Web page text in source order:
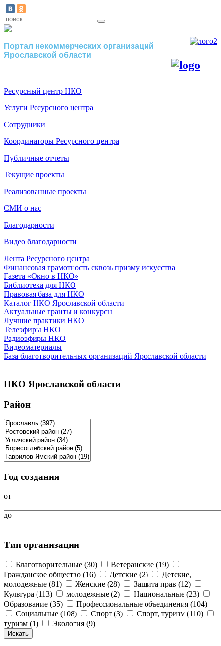
Портал некоммерческих организаций
Ярославской области
Ресурсный центр НКО
Услуги Ресурсного центра
Сотрудники
Координаторы Ресурсного центра
Публичные отчеты
Текущие проекты
Реализованные проекты
СМИ о нас
Благодарности
Видео благодарности
Лента Ресурсного центра
Финансовая грамотность сквозь призму искусства
Газета «Окно в НКО»
Библиотека для НКО
Правовая база для НКО
Каталог НКО Ярославской области
Актуальные гранты и конкурсы
Лучшие практики НКО
Телеэфиры НКО
Радиоэфиры НКО
Видеоматериалы
База благотворительных организаций Ярославской области
НКО Ярославской области
Район
Год создания
от
до
Тип организации
Благотворительные (30)
Ветеранские (19)
Гражданское общество (16)
Детские (2)
Детские,
молодежные (81)
Женские (28)
Защита прав (12)
Культура (113)
молодежные (2)
Национальные (23)
Образование (35)
Профессиональные объединения (104)
Социальные (108)
Спорт (3)
Спорт, туризм (110)
туризм (1)
Экология (9)